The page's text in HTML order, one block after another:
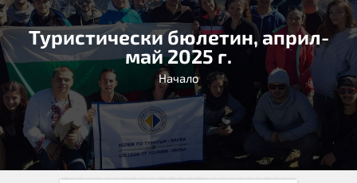
ПРИЕМ
СПЕЦИАЛНОСТИ
СТУДЕНТИ
ОБУЧЕНИЕ
КАРИЕРИ
АЛУМНИ/РЕАЛИЗАЦИЯ
Туристически бюлетин, април-
май 2025 г.
Начало